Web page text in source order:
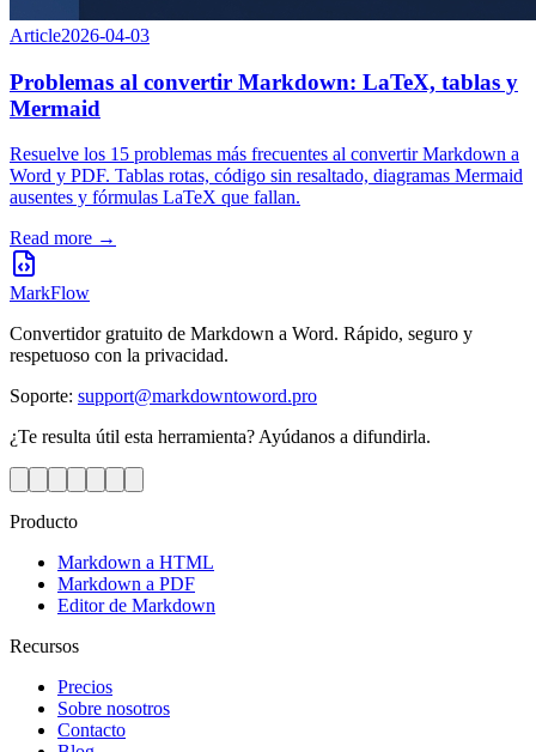
Article2026-04-03
Problemas al convertir Markdown: LaTeX, tablas y
Mermaid
Resuelve los 15 problemas más frecuentes al convertir Markdown a
Word y PDF. Tablas rotas, código sin resaltado, diagramas Mermaid
ausentes y fórmulas LaTeX que fallan.
Read more →
MarkFlow
Convertidor gratuito de Markdown a Word. Rápido, seguro y
respetuoso con la privacidad.
Soporte: support@markdowntoword.pro
¿Te resulta útil esta herramienta? Ayúdanos a difundirla.
Producto
Markdown a HTML
Markdown a PDF
Editor de Markdown
Recursos
Precios
Sobre nosotros
Contacto